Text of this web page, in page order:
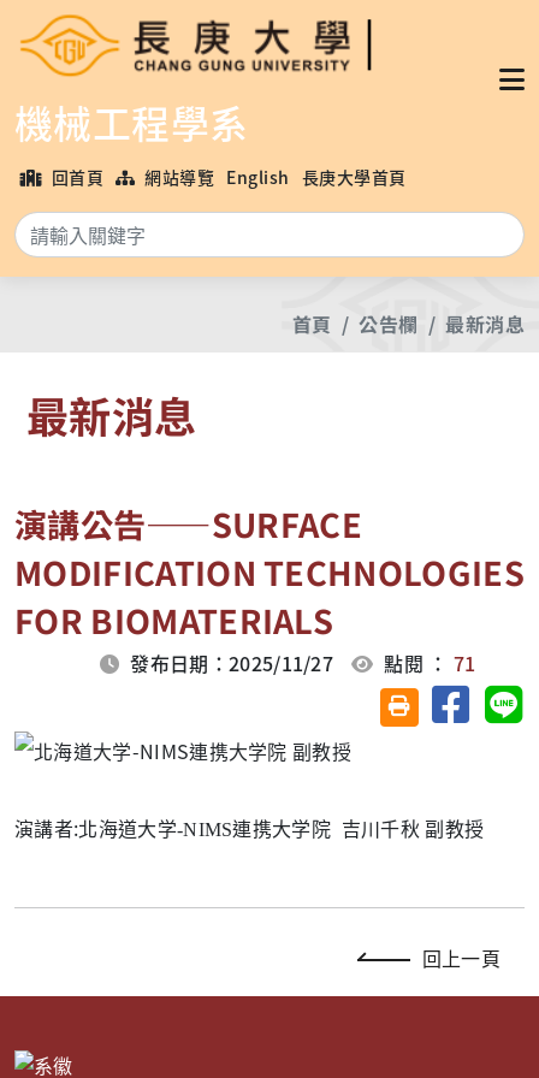
機械工程學系
回首頁 網站導覽 English 長庚大學首頁
搜尋
首頁 公告欄 最新消息
最新消息
演講公告——SURFACE
MODIFICATION TECHNOLOGIES
FOR BIOMATERIALS
發布日期：2025/11/27 點閱 ：71
友善列印(另開視
分享至
演講者:北海道大学-NIMS連携大学院 吉川千秋 副教授
回上一頁